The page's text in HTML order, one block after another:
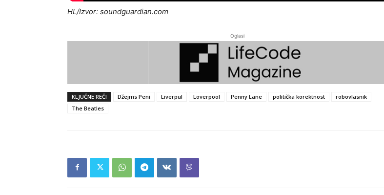
HL/Izvor: soundguardian.com
Oglasi
KLJUČNE REČI Džejms Peni Liverpul Loverpool Penny Lane politička korektnost
robovlasnik
The Beatles